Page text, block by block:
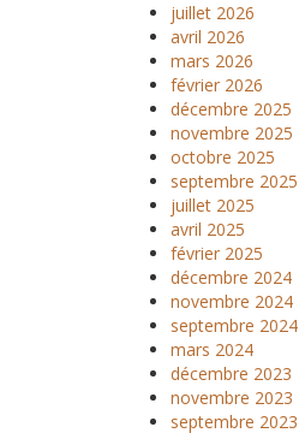
juillet 2026
avril 2026
mars 2026
février 2026
décembre 2025
novembre 2025
octobre 2025
septembre 2025
juillet 2025
avril 2025
février 2025
décembre 2024
novembre 2024
septembre 2024
mars 2024
décembre 2023
novembre 2023
septembre 2023